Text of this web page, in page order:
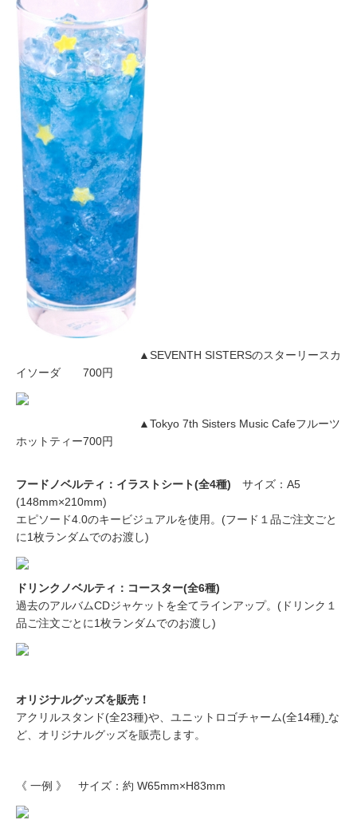
▲SEVENTH SISTERSのスターリースカ
イソーダ 700円
▲Tokyo 7th Sisters Music Cafeフルーツ
ホットティー700円
フードノベルティ：イラストシート(全4種) サイズ：A5
(148mm×210mm)
エピソード4.0のキービジュアルを使用。(フード１品ご注文ごと
に1枚ランダムでのお渡し)
ドリンクノベルティ：コースター(全6種)
過去のアルバムCDジャケットを全てラインアップ。(ドリンク１
品ご注文ごとに1枚ランダムでのお渡し)
オリジナルグッズを販売！
アクリルスタンド(全23種)や、ユニットロゴチャーム(全14種) な
ど、オリジナルグッズを販売します。
《 一例 》 サイズ：約 W65mm×H83mm